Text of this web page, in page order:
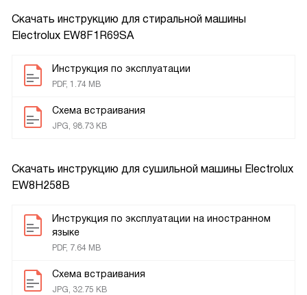
Скачать инструкцию для стиральной машины
Electrolux EW8F1R69SA
Инструкция по эксплуатации
PDF, 1.74 MB
Схема встраивания
JPG, 98.73 KB
Скачать инструкцию для сушильной машины Electrolux
EW8H258B
Инструкция по эксплуатации на иностранном
языке
PDF, 7.64 MB
Схема встраивания
JPG, 32.75 KB